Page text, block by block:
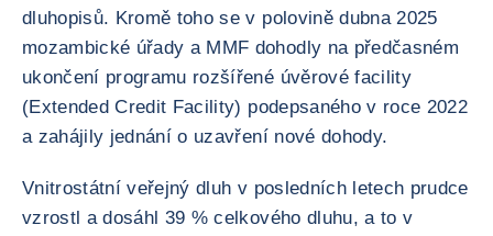
dluhopisů. Kromě toho se v polovině dubna 2025
mozambické úřady a MMF dohodly na předčasném
ukončení programu rozšířené úvěrové facility
(Extended Credit Facility) podepsaného v roce 2022
a zahájily jednání o uzavření nové dohody.
Vnitrostátní veřejný dluh v posledních letech prudce
vzrostl a dosáhl 39 % celkového dluhu, a to v